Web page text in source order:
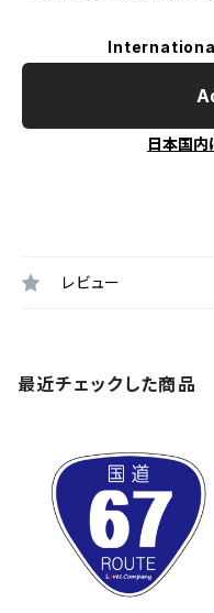
日本国内
レビュー
最近チェックした商品